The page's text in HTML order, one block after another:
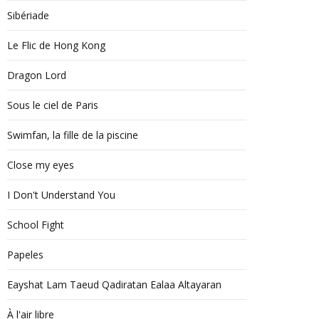
Sibériade
Le Flic de Hong Kong
Dragon Lord
Sous le ciel de Paris
Swimfan, la fille de la piscine
Close my eyes
I Don't Understand You
School Fight
Papeles
Eayshat Lam Taeud Qadiratan Ealaa Altayaran
À l'air libre